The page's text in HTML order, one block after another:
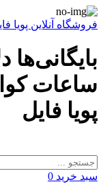
فروشگاه آنلاین پویا
بایگانی‌ها
ساعات
پویا فایل
سبد خرید 0